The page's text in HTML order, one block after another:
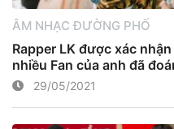
ÂM NHẠC ĐƯỜNG PHỐ
Rapper LK được xác
nhiều Fan của anh đã
29/05/2021